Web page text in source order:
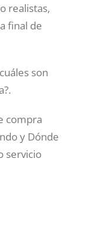
realistas,
final de
son
compra
y Dónde
servicio